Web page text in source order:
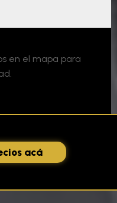
en el mapa para
acá